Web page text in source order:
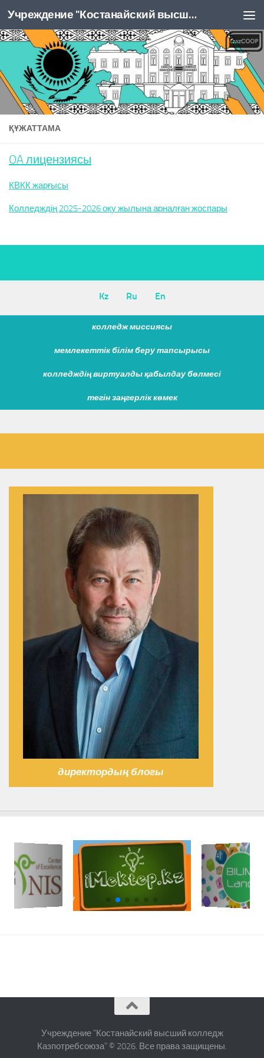
Перейти к содержимому Учреждение "Костанайский высший колледж Казпотребсоюза"
ҚҰЖАТТАМА
OA лицензиясы
КВКК жарғысы
Колледждің 2025-2026 оқу жылына арналған жоспары
Kz Ru En
колледж миссиясы
мемлекеттік білім беру тапсырысы
колледждің виртуалды қабылдау бөлмесі
тегін заңгерлік көмек
директордың блогы
Учреждение "Костанайский высший колледж
Казпотребсоюза" © 2026. Все права защищены.